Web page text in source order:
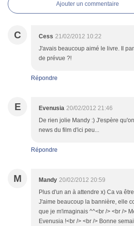
Ajouter un commentaire
C Cess 21/02/2012 10:22
J'avais beaucoup aimé le livre. Il
de prévue ?!
Répondre
E Evenusia 20/02/2012 21:46
De rien jolie Mandy :) J'espère
news du film d'ici peu...
Répondre
M Mandy 20/02/2012 20:59
Plus d'un an à attendre x) Ca va
J'aime beaucoup la bannière, elle
que je m'imaginais ^^<br /> <br />
Evenusia !<br /> <br /> Bonne